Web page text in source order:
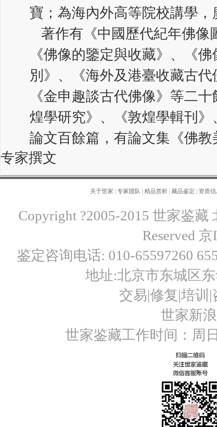
寶；為海內外高等院校講學
著作有《中國歷代紀年佛像
《佛像的鑒定與收藏》、《
別》、《海外及港臺收藏古
《金申趣談古代佛像》等二
煌學研究》、《敦煌學輯刊
論文百餘篇，有論文集《佛
专家撰文
关于世家 专家团队 精品赏析 藏品鉴定 资质
Copyright ?2005-2015 世家鉴
Reserved 京
鉴定咨询电话: 010-65597260
地址:北京市东城区
交易|修复|培训|
世家新
世家鉴藏工作时间：周